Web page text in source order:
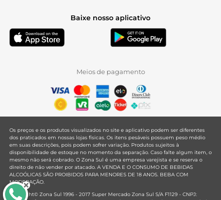
Baixe nosso aplicativo
Meios de pagamento
Os preços e os produtos visualizados no site e aplicativo podem ser diferentes
dos praticados em nossas lojas físicas. Os itens pesáveis possuem peso médio
em suas descrições, pois podem sofrer variação. Produtos sujeitos à
disponibilidade de estoque no momento da separação. Caso falte algum item, o
mesmo não será cobrado. O Zona Sul é uma empresa varejista e se reserva o
direito de não vender por atacado. A VENDA E O CONSUMO DE BEBIDAS
ALCOÓLICAS SÃO PROIBIDOS PARA MENORES DE 18 ANOS. BEBA COM
MODERAÇÃO.
Copyright© Zona Sul 1996 - 2017 Super Mercado Zona Sul S/A F1129 - CNPJ: